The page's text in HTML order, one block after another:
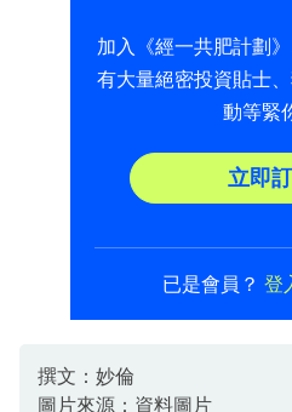
加入《經一共肥計劃
有大量絕密投資貼士
動等緊
立即
已是會員？ 登
撰文：妙倫
圖片來源：資料圖片